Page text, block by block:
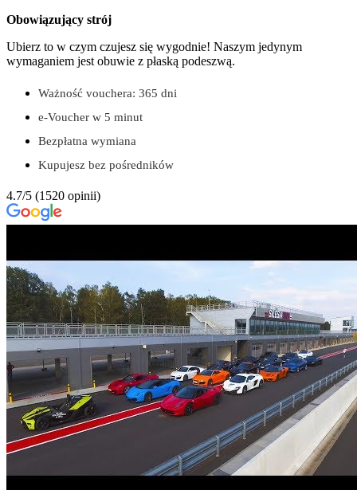
Obowiązujący strój
Ubierz to w czym czujesz się wygodnie! Naszym jedynym
wymaganiem jest obuwie z płaską podeszwą.
Ważność vouchera: 365 dni
e-Voucher w 5 minut
Bezpłatna wymiana
Kupujesz bez pośredników
4.7/5 (1520 opinii)